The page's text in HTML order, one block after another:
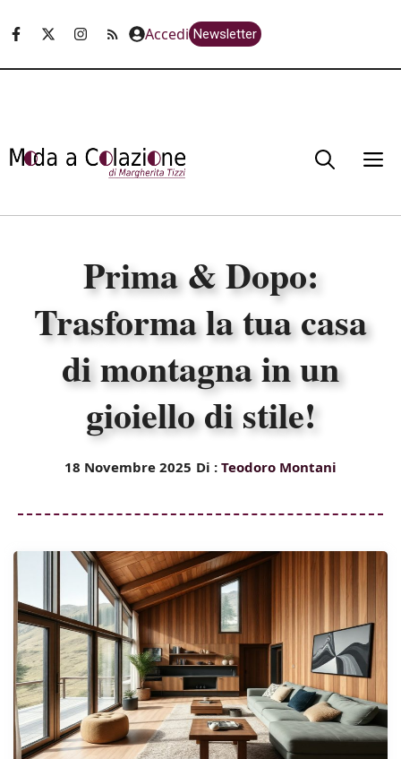
Accedi Newsletter
Prima & Dopo:
Trasforma la tua casa
di montagna in un
gioiello di stile!
18 Novembre 2025 Di : Teodoro Montani